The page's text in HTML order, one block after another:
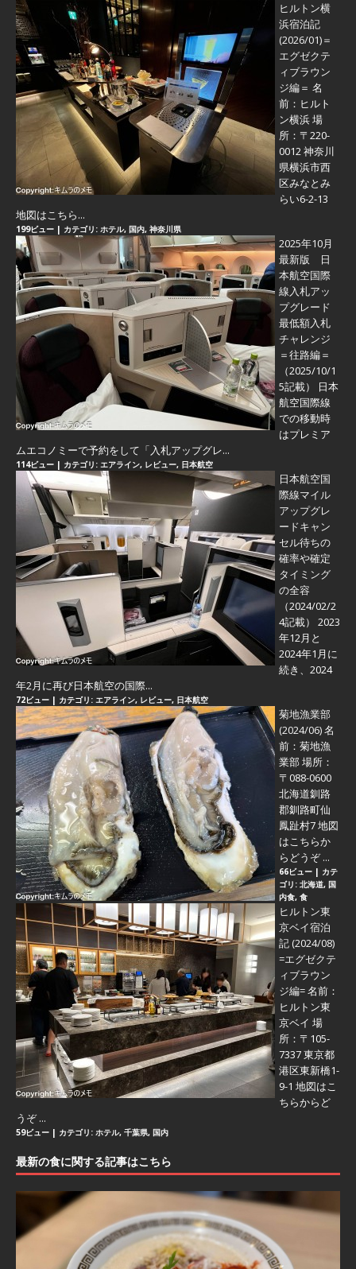
ヒルトン横
浜宿泊記
(2026/01)＝
エグゼクテ
ィブラウン
ジ編＝ 名
前：ヒルト
ン横浜 場
所：〒220-
0012 神奈川
県横浜市西
区みなとみ
らい6-2-13
地図はこちら...
199ビュー | カテゴリ: ホテル, 国内, 神奈川県
2025年10月
最新版 日
本航空国際
線入札アッ
プグレード
最低額入札
チャレンジ
＝往路編＝
（2025/10/1
5記載） 日本
航空国際線
での移動時
はプレミア
ムエコノミーで予約をして「入札アップグレ...
114ビュー | カテゴリ: エアライン, レビュー, 日本航空
日本航空国
際線マイル
アップグレ
ードキャン
セル待ちの
確率や確定
タイミング
の全容
（2024/02/2
4記載） 2023
年12月と
2024年1月に
続き、2024
年2月に再び日本航空の国際...
72ビュー | カテゴリ: エアライン, レビュー, 日本航空
菊地漁業部
(2024/06)名
前：菊地漁
業部 場所：
〒088-0600
北海道釧路
郡釧路町仙
鳳趾村7 地図
はこちらか
らどうぞ ...
66ビュー | カテ
ゴリ: 北海道, 国
内食, 食
ヒルトン東
京ベイ宿泊
記 (2024/08)
=エグゼクテ
ィブラウン
ジ編=名前：
ヒルトン東
京ベイ 場
所：〒105-
7337 東京都
港区東新橋1-
9-1 地図はこ
ちらからど
うぞ ...
59ビュー | カテゴリ: ホテル, 千葉県, 国内
最新の食に関する記事はこちら